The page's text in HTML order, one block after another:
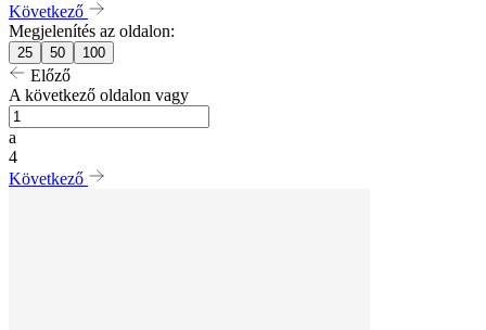
Következő
Megjelenítés az oldalon:
25 50 100
Előző
A következő oldalon vagy
a
4
Következő